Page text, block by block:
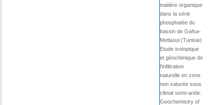
matière organique
dans la série
phosphatée du
bassin de Gafsa-
Metlaoui (Tunisie)
Etude isotopique
et géochimique de
l'infiltration
naturelle en zone
non saturée sous
climat semi-aride.
Geochemistry of